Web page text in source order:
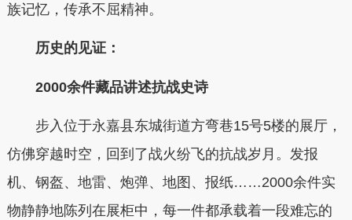
族记忆，传承不屈精神。
历史的见证：
2000余件藏品讲述抗战史诗
步入位于永嘉县东城街道方弯巷15号5楼的展厅，
仿佛穿越时空，回到了战火纷飞的抗战岁月。发报
机、钢盔、地雷、炮弹、地图、报纸……2000余件实
物静静地陈列在展柜中，每一件都承载着一段难忘的